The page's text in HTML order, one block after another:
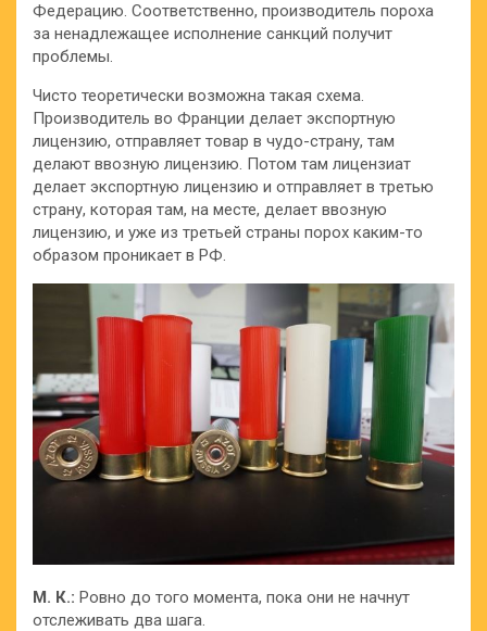
Федерацию. Соответственно, производитель пороха
за ненадлежащее исполнение санкций получит
проблемы.
Чисто теоретически возможна такая схема.
Производитель во Франции делает экспортную
лицензию, отправляет товар в чудо-страну, там
делают ввозную лицензию. Потом там лицензиат
делает экспортную лицензию и отправляет в третью
страну, которая там, на месте, делает ввозную
лицензию, и уже из третьей страны порох каким-то
образом проникает в РФ.
М. К.: Ровно до того момента, пока они не начнут
отслеживать два шага.